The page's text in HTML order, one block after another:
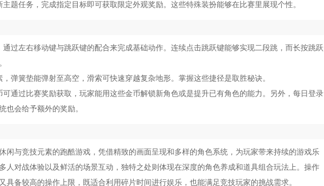
题任务，完成指定目标即可获取限定外观奖励。这些特殊装扮能够在比赛里展现个性。
过左右移动键与跳跃键的配合来完成基础动作。连续点击跳跃键能够实现二段跳，而长按跳跃
弹簧垫能弹射至高空，滑索可快速穿越复杂地形。掌握这些捷径是取胜秘诀。
通过比赛奖励获取，玩家能用这些金币解锁新角色或是提升已有角色的能力。另外，每日登录
也会给予额外的奖励。
闲与竞技元素的跑酷游戏，凭借精致的画面呈现和多样的角色系统，为玩家带来持续的游戏乐
人对战体验以及鲜活的场景互动，独特之处则体现在深度的角色养成和道具组合玩法上。操作
具备较高的操作上限，既适合利用碎片时间进行娱乐，也能满足竞技玩家的挑战需求。